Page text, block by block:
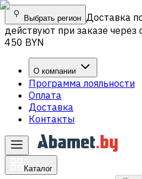
Выбрать регион Доставка
действуют при заказе
450 BYN
О компании
Программа лояльности
Оплата
Доставка
Контакты
Каталог